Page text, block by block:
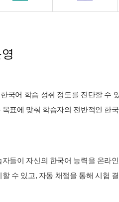
국어 학습 성취 정도를 진단할 수
표에 맞춰 학습자의 전반적인 한
들이 자신의 한국어 능력을 온라
수 있고, 자동 채점을 통해 시험